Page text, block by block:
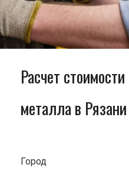
Расчет
металла в Рязани
Город